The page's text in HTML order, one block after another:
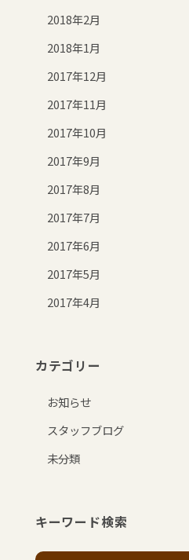
2018年2月
2018年1月
2017年12月
2017年11月
2017年10月
2017年9月
2017年8月
2017年7月
2017年6月
2017年5月
2017年4月
カテゴリー
お知らせ
スタッフブログ
未分類
キーワード検索